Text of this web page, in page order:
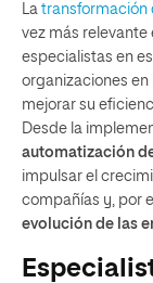
La transformación
vez más relevante
especialistas en
organizaciones
mejorar su
Desde la
automatización
impulsar el
compañías y, por
evolución de las